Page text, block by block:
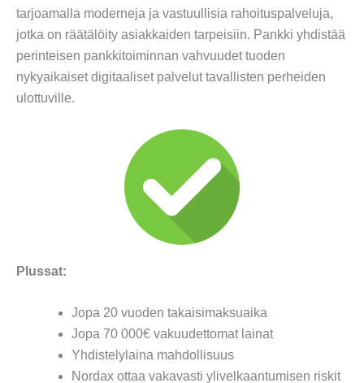
tarjoamalla moderneja ja vastuullisia rahoituspalveluja,
jotka on räätälöity asiakkaiden tarpeisiin. Pankki yhdistää
perinteisen pankkitoiminnan vahvuudet tuoden
nykyaikaiset digitaaliset palvelut tavallisten perheiden
ulottuville.
Plussat:
Jopa 20 vuoden takaisimaksuaika
Jopa 70 000€ vakuudettomat lainat
Yhdistelylaina mahdollisuus
Nordax ottaa vakavasti ylivelkaantumisen riskit